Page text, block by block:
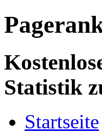
Statistik
Startseite